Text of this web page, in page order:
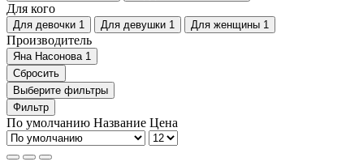
Для кого
Для девочки 1 Для девушки 1 Для женщины 1
Производитель
Яна Насонова 1
Сбросить
Выберите фильтры
Фильтр
По умолчанию Название Цена